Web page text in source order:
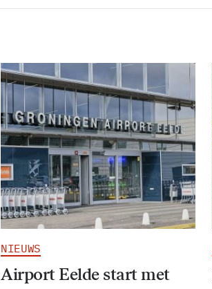
NIEUWS
Airport Eelde start met